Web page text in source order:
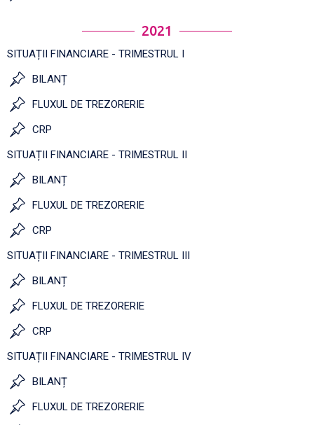
2021
SITUAȚII FINANCIARE - TRIMESTRUL I
BILANȚ
FLUXUL DE TREZORERIE
CRP
SITUAȚII FINANCIARE - TRIMESTRUL II
BILANȚ
FLUXUL DE TREZORERIE
CRP
SITUAȚII FINANCIARE - TRIMESTRUL III
BILANȚ
FLUXUL DE TREZORERIE
CRP
SITUAȚII FINANCIARE - TRIMESTRUL IV
BILANȚ
FLUXUL DE TREZORERIE